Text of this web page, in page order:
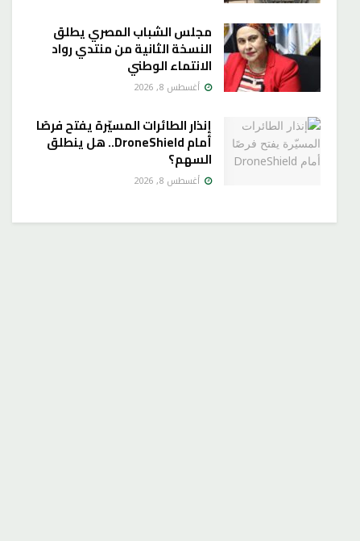
مجلس الشباب المصري يطلق
النسخة الثانية من منتدي رواد
الانتماء الوطني
أغسطس 8, 2026
إنذار الطائرات المسيّرة يفتح فرصًا
أمام DroneShield.. هل ينطلق
السهم؟
أغسطس 8, 2026